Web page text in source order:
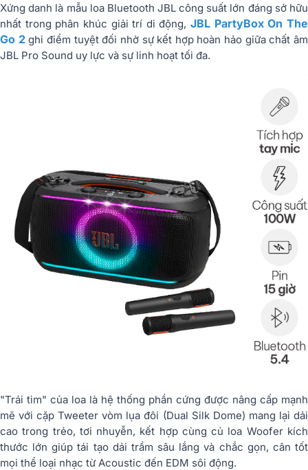
Xứng danh là mẫu loa Bluetooth JBL công suất lớn đáng sở hữu
nhất trong phân khúc giải trí di động,JBL PartyBox On The
Go 2ghi điểm tuyệt đối nhờ sự kết hợp hoàn hảo giữa chất âm
JBL Pro Sound uy lực và sự linh hoạt tối đa.
"Trái tim" của loa là hệ thống phần cứng được nâng cấp mạnh
mẽ với cặp Tweeter vòm lụa đôi (Dual Silk Dome) mang lại dải
cao trong trẻo, tơi nhuyễn, kết hợp cùng củ loa Woofer kích
thước lớn giúp tái tạo dải trầm sâu lắng và chắc gọn, cân tốt
mọi thể loại nhạc từ Acoustic đến EDM sôi động.